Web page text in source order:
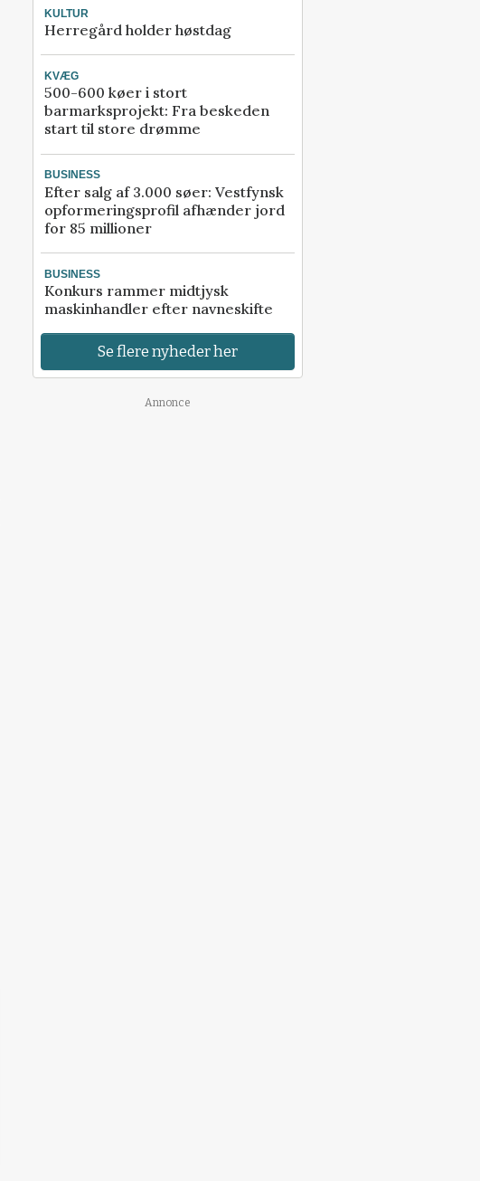
KULTUR
Herregård holder høstdag
KVÆG
500-600 køer i stort
barmarksprojekt: Fra beskeden
start til store drømme
BUSINESS
Efter salg af 3.000 søer: Vestfynsk
opformeringsprofil afhænder jord
for 85 millioner
BUSINESS
Konkurs rammer midtjysk
maskinhandler efter navneskifte
Se flere nyheder her
Annonce